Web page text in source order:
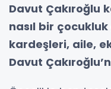
Davut Çakıroğlu
nasıl bir
kardeşleri, aile,
Davut